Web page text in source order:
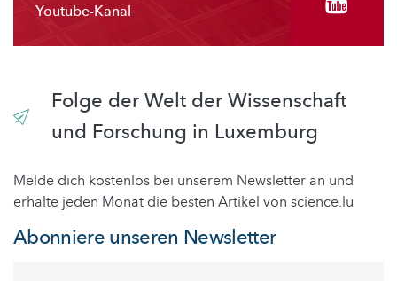
Youtube-Kanal
Folge der Welt der Wissenschaft
und Forschung in Luxemburg
Melde dich kostenlos bei unserem Newsletter an und
erhalte jeden Monat die besten Artikel von science.lu
Abonniere unseren Newsletter